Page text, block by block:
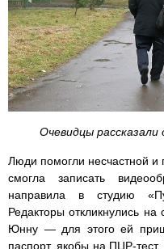
Очевидцы
Люди помогли несчастной
смогла записать
направила в студию
Редакторы откликнулись на
Юнну — для этого ей
паспорт, якобы на ПЦР-